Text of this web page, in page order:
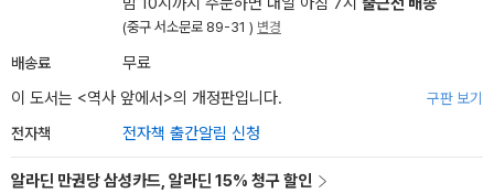
(중구 서소문로 89-31 ) 변경
배송료
무료
이 도서는 <역사 앞에서>의 개정판입니다. 구판 보기
전자책 전자책 출간알림 신청
알라딘 만권당 삼성카드, 알라딘 15% 청구 할인